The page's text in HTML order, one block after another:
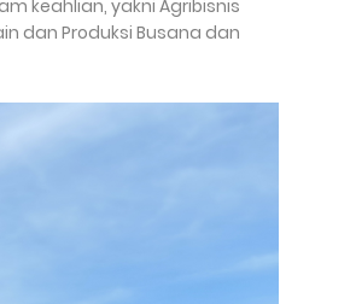
keahlian, yakni Agribisnis
dan Produksi Busana dan